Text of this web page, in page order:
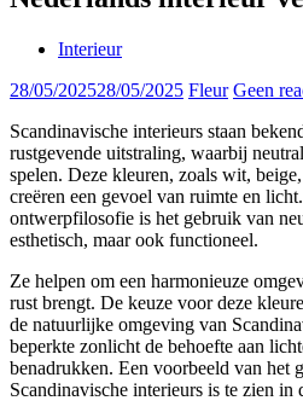
Interieur
28/05/202528/05/2025 Fleur Geen
Scandinavische interieurs staan
rustgevende uitstraling, waarbij
spelen. Deze kleuren, zoals wit,
creëren een gevoel van ruimte en
ontwerpfilosofie is het gebruik van
esthetisch, maar ook functioneel.
Ze helpen om een harmonieuze
rust brengt. De keuze voor deze
de natuurlijke omgeving van
beperkte zonlicht de behoefte aan
benadrukken. Een voorbeeld van het
Scandinavische interieurs is te zien in